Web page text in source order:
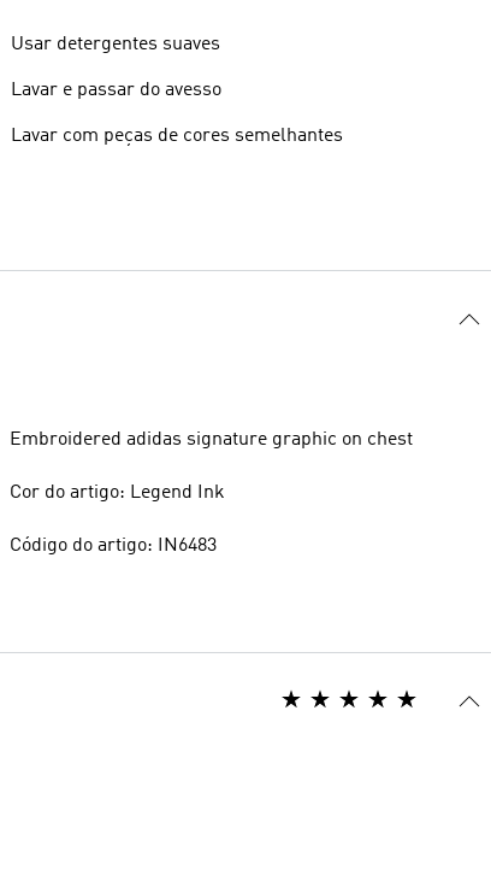
Usar detergentes suaves
Lavar e passar do avesso
Lavar com peças de cores semelhantes
Embroidered adidas signature graphic on chest
Cor do artigo: Legend Ink
Código do artigo: IN6483